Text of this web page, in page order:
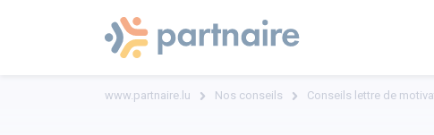
www.partnaire.lu Nos conseils Conseils lettre de